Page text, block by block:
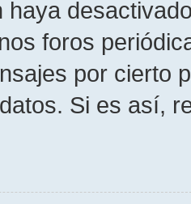
haya
foros
por cierto
Si es así,